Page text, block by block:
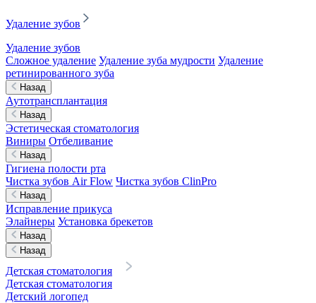
Удаление зубов
Удаление зубов
Сложное удаление Удаление зуба мудрости Удаление
ретинированного зуба
Назад
Аутотрансплантация
Назад
Эстетическая стоматология
Виниры Отбеливание
Назад
Гигиена полости рта
Чистка зубов Air Flow Чистка зубов ClinPro
Назад
Исправление прикуса
Элайнеры Установка брекетов
Назад
Назад
Детская стоматология
Детская стоматология
Детский логопед